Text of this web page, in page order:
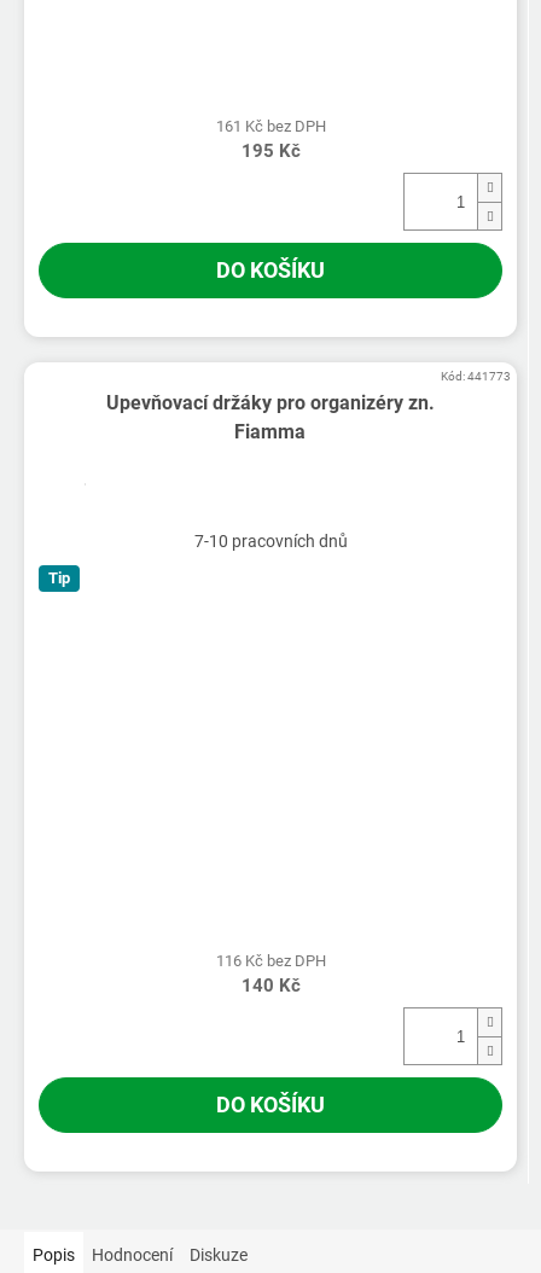
161 Kč bez DPH
195 Kč
DO KOŠÍKU
Upevňovací držáky pro organizéry zn.
Fiamma
7-10 pracovních dnů
Tip
116 Kč bez DPH
140 Kč
DO KOŠÍKU
Kód:441773
Popis Hodnocení Diskuze